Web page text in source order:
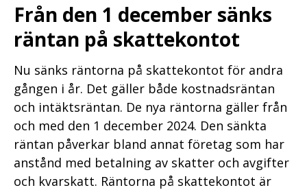
Från den 1 december sänks
räntan på skattekontot
Nu sänks räntorna på skattekontot för andra
gången i år. Det gäller både kostnadsräntan
och intäktsräntan. De nya räntorna gäller från
och med den 1 december 2024. Den sänkta
räntan påverkar bland annat företag som har
anstånd med betalning av skatter och avgifter
och kvarskatt. Räntorna på skattekontot är